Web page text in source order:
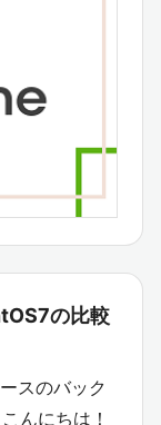
の比較
スのバック
んにちは！